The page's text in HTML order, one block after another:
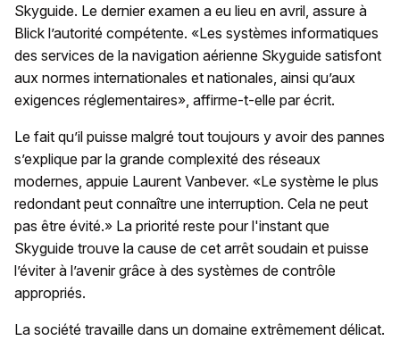
Skyguide. Le dernier examen a eu lieu en avril, assure à
Blick l’autorité compétente. «Les systèmes informatiques
des services de la navigation aérienne Skyguide satisfont
aux normes internationales et nationales, ainsi qu’aux
exigences réglementaires», affirme-t-elle par écrit.
Le fait qu’il puisse malgré tout toujours y avoir des pannes
s’explique par la grande complexité des réseaux
modernes, appuie Laurent Vanbever. «Le système le plus
redondant peut connaître une interruption. Cela ne peut
pas être évité.» La priorité reste pour l'instant que
Skyguide trouve la cause de cet arrêt soudain et puisse
l’éviter à l’avenir grâce à des systèmes de contrôle
appropriés.
La société travaille dans un domaine extrêmement délicat.